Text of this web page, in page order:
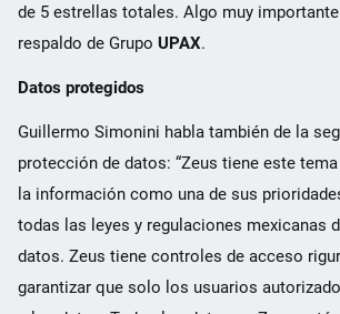
de 5 estrellas totales. Algo muy
respaldo de Grupo UPAX.
Datos protegidos
Guillermo Simonini habla también de la
protección de datos: “Zeus tiene este
la información como una de sus
todas las leyes y regulaciones mexicanas
datos. Zeus tiene controles de acceso
garantizar que solo los usuarios